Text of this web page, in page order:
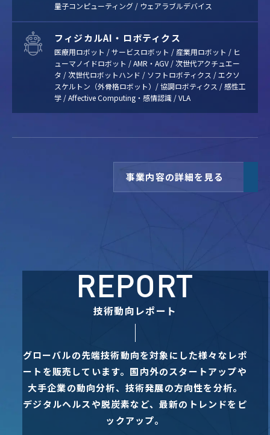
量子コンピューティング / ウェアラブルデバイス
フィジカルAI・ロボティクス
医療用ロボット / サービスロボット / 産業用ロボット / ヒ
ューマノイドロボット / AMR・AGV / 次世代アクチュエー
タ / 次世代ロボットハンド / ソフトロボティクス / エクソ
スケルトン（外骨格ロボット）/ 協調ロボティクス / 感性工
学 / Affective Computing・感情認識 / VLA
事業内容の詳細を見る
REPORT
技術動向レポート
グローバルの先端技術動向を対象にした様々なレポ
ートを販売しています。 国内外のスタートアップや
大手企業の動向分析、技術発展の方向性を分析。
デジタルヘルスや脱炭素など、最新のトレンドをピ
ックアップ。